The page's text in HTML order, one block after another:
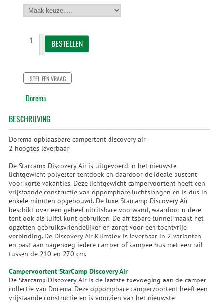
STEL EEN VRAAG
Dorema
BESCHRIJVING
Dorema opblaasbare campertent discovery air
2 hoogtes leverbaar
De Starcamp Discovery Air is uitgevoerd in het nieuwste
lichtgewicht polyester tentdoek en daardoor de ideale bustent
voor korte vakanties. Deze lichtgewicht campervoortent heeft een
vrijstaande constructie van oppompbare luchtslangen en is dus in
enkele minuten opgebouwd. De luxe Starcamp Discovery Air
beschikt over een geheel uitritsbare voorwand, waardoor u deze
tent ook als luifel kunt gebruiken. De afritsbare tunnel maakt het
opzetten gebruiksvriendelijker en zorgt voor een tochtvrije
verbinding. De Discovery Air KlimaTex is leverbaar in 2 varianten
en past aan nagenoeg iedere camper of kampeerbus met een rail
tussen de 210 en 270 cm.
Campervoortent StarCamp Discovery Air
De Starcamp Discovery Air is de laatste toevoeging aan de camper
collectie van Dorema. Deze oppompbare campervoortent heeft een
vrijstaande constructie en is voorzien van het nieuwste